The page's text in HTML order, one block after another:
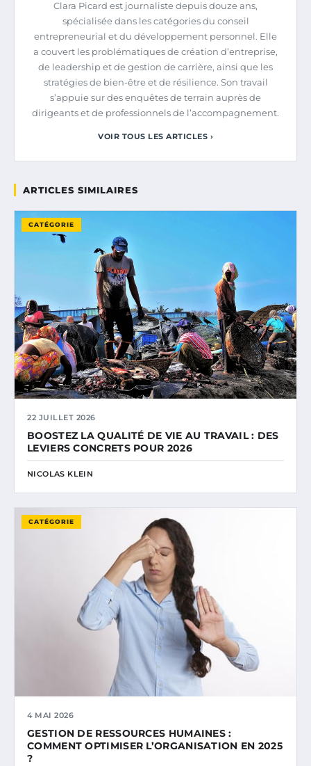
Clara Picard est journaliste depuis douze ans,
spécialisée dans les catégories du conseil
entrepreneurial et du développement personnel. Elle
a couvert les problématiques de création d’entreprise,
de leadership et de gestion de carrière, ainsi que les
stratégies de bien-être et de résilience. Son travail
s’appuie sur des enquêtes de terrain auprès de
dirigeants et de professionnels de l’accompagnement.
VOIR TOUS LES ARTICLES ›
ARTICLES SIMILAIRES
CATÉGORIE
22 JUILLET 2026
BOOSTEZ LA QUALITÉ DE VIE AU TRAVAIL : DES
LEVIERS CONCRETS POUR 2026
NICOLAS KLEIN
CATÉGORIE
4 MAI 2026
GESTION DE RESSOURCES HUMAINES :
COMMENT OPTIMISER L’ORGANISATION EN 2025
?